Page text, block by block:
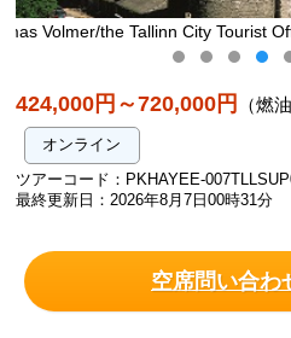
Convention Bureau 旧市街入口・ヴ
424,000円～720,000円 （燃
オンライン
ツアーコード：PKHAYEE-
最終更新日：2026年8月7日00時31分
空席問い合わ